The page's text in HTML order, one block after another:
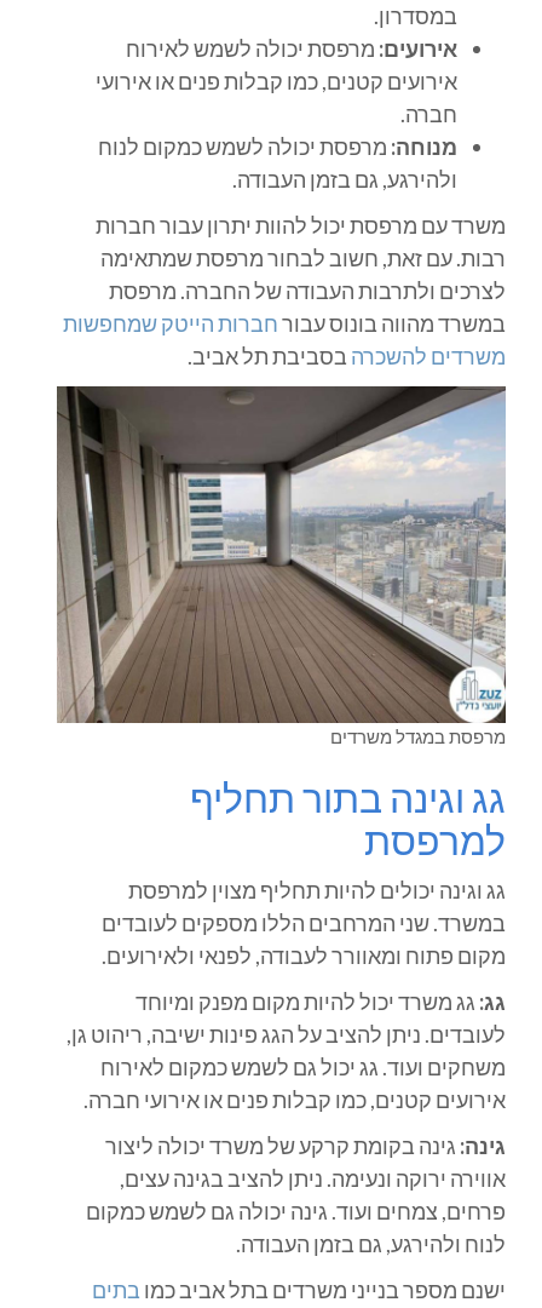
במסדרון.
אירועים: מרפסת יכולה לשמש לאירוח
אירועים קטנים, כמו קבלות פנים או אירועי
חברה.
מנוחה: מרפסת יכולה לשמש כמקום לנוח
ולהירגע, גם בזמן העבודה.
משרד עם מרפסת יכול להוות יתרון עבור חברות
רבות. עם זאת, חשוב לבחור מרפסת שמתאימה
לצרכים ולתרבות העבודה של החברה. מרפסת
במשרד מהווה בונוס עבורחברות הייטק שמחפשות
משרדים להשכרה בסביבת תל אביב.
מרפסת במגדל משרדים
גג וגינה בתור תחליף
למרפסת
גג וגינה יכולים להיות תחליף מצוין למרפסת
במשרד. שני המרחבים הללו מספקים לעובדים
מקום פתוח ומאוורר לעבודה, לפנאי ולאירועים.
גג: גג משרד יכול להיות מקום מפנק ומיוחד
לעובדים. ניתן להציב על הגג פינות ישיבה, ריהוט גן,
משחקים ועוד. גג יכול גם לשמש כמקום לאירוח
אירועים קטנים, כמו קבלות פנים או אירועי חברה.
גינה: גינה בקומת קרקע של משרד יכולה ליצור
אווירה ירוקה ונעימה. ניתן להציב בגינה עצים,
פרחים, צמחים ועוד. גינה יכולה גם לשמש כמקום
לנוח ולהירגע, גם בזמן העבודה.
ישנם מספר בנייני משרדים בתל אביב כמו בתים